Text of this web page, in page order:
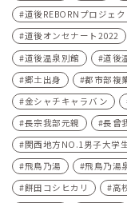
道後REBORNプロジェク
道後オンセナート2022
道後温泉別館
道後
郷土出身
都市部複
金シャチキャラバン
長宗我部元親
長曾
関西地方NO.1男子大学
飛鳥乃湯
飛鳥乃湯
餅田コシヒカリ
高